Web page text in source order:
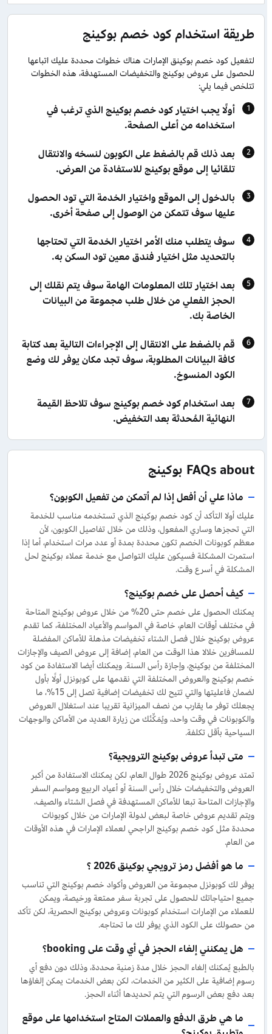
طريقة استخدام كود خصم بوكينج
لتفعيل كود خصم بوكينق الإمارات هناك خطوات محددة عليك اتباعها
للحصول على عروض بوكينج والتخفيضات المستهدفة، هذه الخطوات
تتلخص فيما يلي:
أولًا يجب اختيار كود خصم بوكينج الذي ترغب في
استخدامه من أعلى الصفحة.
بعد ذلك قم بالضغط على الكوبون لنسخه والانتقال
تلقائيا إلى موقع بوكينج للاستفادة من العرض.
بالدخول إلى الموقع واختيار الخدمة التي تود الحصول
عليها سوف تتمكن من الوصول إلى صفحة أخرى.
سوف يتطلب منك الأمر اختيار الخدمة التي تحتاجها
بالتحديد مثل اختيار فندق معين تود السكن به.
بعد اختيار تلك المعلومات الهامة سوف يتم نقلك إلى
الحجز الفعلي من خلال طلب مجموعة من البيانات
الخاصة بك.
قم بالضغط على الانتقال إلى الإجراءات التالية بعد كتابة
كافة البيانات المطلوبة، سوف تجد مكان يوفر لك وضع
الكود المنسوخ.
بعد استخدام كود خصم بوكينج سوف تلاحظ القيمة
النهائية المُحدثة بعد التخفيض.
FAQs about بوكينج
ماذا علي أن أفعل إذا لم أتمكن من تفعيل الكوبون؟
عليك أولا التأكد أن كود خصم بوكينج الذي تستخدمه مناسب للخدمة
التي تحجزها وساري المفعول، وذلك من خلال تفاصيل الكوبون، لأن
معظم كوبونات الخصم تكون محددة بمدة أو عدد مرات استخدام، أما إذا
استمرت المشكلة فسيكون عليك التواصل مع خدمة عملاء بوكينج لحل
المشكلة في أسرع وقت.
كيف أحصل على خصم بوكينج؟
يمكنك الحصول على خصم حتى 20% من خلال عروض بوكينج المتاحة
في مختلف أوقات العام، خاصة في المواسم والأعياد المختلفة، كما تقدم
عروض بوكينج خلال فصل الشتاء تخفيضات مذهلة للأماكن المفضلة
للمسافرين خلالا هذا الوقت من العام، إضافة إلى عروض الصيف والإجازات
المختلفة من بوكينج، وإجازة رأس السنة. ويمكنك أيضا الاستفادة من كود
خصم بوكينج والعروض المختلفة التي نقدمها على كوبونزل أولًا بأول
لضمان فاعليتها والتي تتيح لك تخفيضات إضافية تصل إلى 15%، ما
يجعلك توفر ما يقارب من نصف الميزانية تقريبا عند استغلال العروض
والكوبونات في وقت واحد، ويُمَكِّنُك من زيارة العديد من الأماكن والوجهات
السياحية بأقل تكلفة.
متى تبدأ عروض بوكينج الترويجية؟
تمتد عروض بوكينج 2026 طوال العام، لكن يمكنك الاستفادة من أكبر
العروض والتخفيضات خلال رأس السنة أو أعياد الربيع ومواسم السفر
والإجازات المتاحة تبعا للأماكن المستهدفة في فصل الشتاء والصيف،
ويتم تقديم عروض خاصة لبعض لدولة الإمارات من خلال كوبونات
محددة مثل كود خصم بوكينج الراجحي لعملاء الإمارات في هذه الأوقات
من العام.
ما هو أفضل رمز ترويجي بوكينق 2026 ؟
يوفر لك كوبونزل مجموعة من العروض وأكواد خصم بوكينج التي تناسب
جميع احتياجاتك للحصول على تجربة سفر ممتعة ورخيصة، ويمكن
للعملاء من الإمارات استخدام كوبونات وعروض بوكينج الحصرية، لكن تأكد
من حصولك على الكود الذي يوفر لك ما تحتاجه.
هل يمكنني إلغاء الحجز في أي وقت على booking؟
بالطبع يُمكنك إلغاء الحجز خلال مدة زمنية محددة، وذلك دون دفع أي
رسوم إضافية على الكثير من الخدمات، لكن بعض الخدمات يمكن إلغاؤها
بعد دفع بعض الرسوم التي يتم تحديدها أثناء الحجز.
ما هي طرق الدفع والعملات المتاح استخدامها على موقع